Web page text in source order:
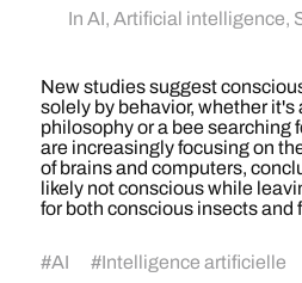
In AI, Artificial intelligence,
New studies suggest
solely by behavior, whether
philosophy or a bee searching
are increasingly focusing on
of brains and computers,
likely not conscious while
for both conscious insects and
#AI #Intelligence artificielle